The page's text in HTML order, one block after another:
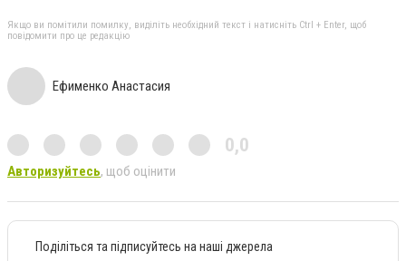
Якщо ви помітили помилку, виділіть необхідний текст і натисніть Ctrl + Enter, щоб
повідомити про це редакцію
Ефименко Анастасия
0,0
Авторизуйтесь, щоб оцінити
Поділіться та підписуйтесь на наші джерела